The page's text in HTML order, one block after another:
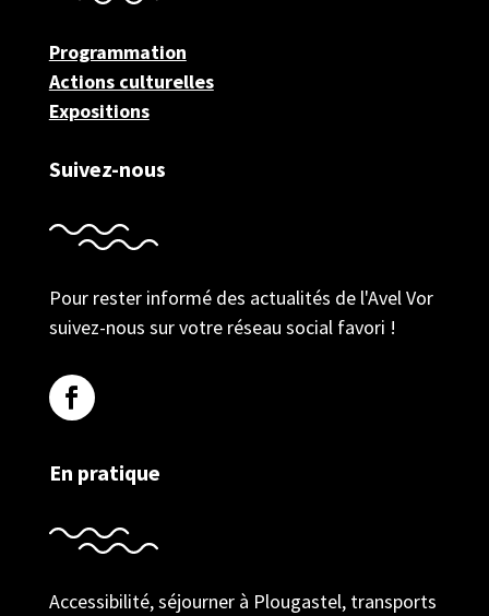
Programmation
Actions culturelles
Expositions
Suivez-nous
Pour rester informé des actualités de l'Avel Vor
suivez-nous sur votre réseau social favori !
En pratique
Accessibilité, séjourner à Plougastel, transports